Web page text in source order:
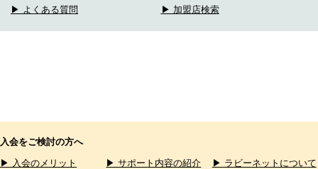
▶ よくある質問 ▶ 加盟店検索
入会をご検討の方へ
▶ 入会のメリット
▶ サポート内容の紹介
▶ ラビーネットについて